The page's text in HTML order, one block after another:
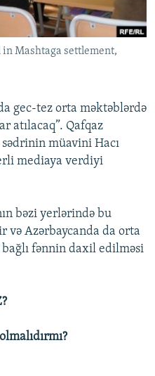
in Mashtaga settlement,
gec-tez orta məktəblərdə
atılacaq”. Qafqaz
müavini Hacı
mediaya verdiyi
bəzi yerlərində bu
və Azərbaycanda da orta
fənnin daxil edilməsi